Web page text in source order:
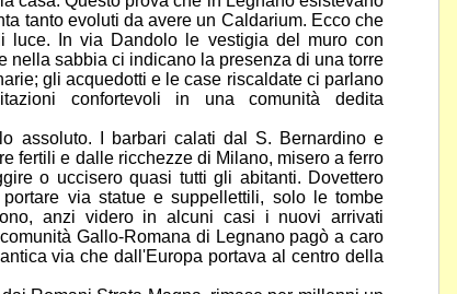
tanto evoluti da avere un Caldarium. Ecco che
luce. In via Dandolo le vestigia del muro con
nella sabbia ci indicano la presenza di una torre
gli acquedotti e le case riscaldate ci parlano
confortevoli in una comunità dedita
assoluto. I barbari calati dal S. Bernardino e
fertili e dalle ricchezze di Milano, misero a ferro
o uccisero quasi tutti gli abitanti. Dovettero
portare via statuee suppellettili, solo le tombe
anzi videro in alcuni casi i nuovi arrivati
Gallo-Romana di Legnano pagò a caro
via che dall'Europa portava al centro della